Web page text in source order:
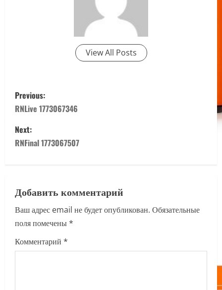
View All Posts
P
o
s
t
a
v
i
g
Previous:
RNLive 1773067346
Next:
RNFinal 1773067507
Добавить комментарий
Ваш адрес email не будет опубликован. Обязательные
поля помечены*
Комментарий *